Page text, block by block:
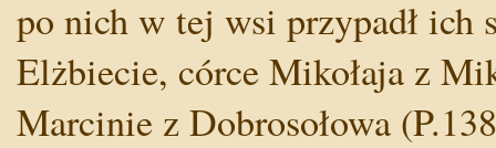
po nich w tej wsi przypadł ich
Elżbiecie, córce Mikołaja z
Marcinie z Dobrosołowa